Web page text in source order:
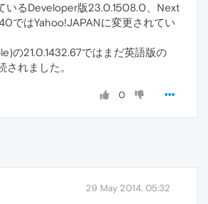
いるDeveloper版23.0.1508.0、Next
ではYahoo!JAPANに変更されてい
の21.0.1432.67ではまだ英語版の
されました。
0
29 May 2014, 05:32